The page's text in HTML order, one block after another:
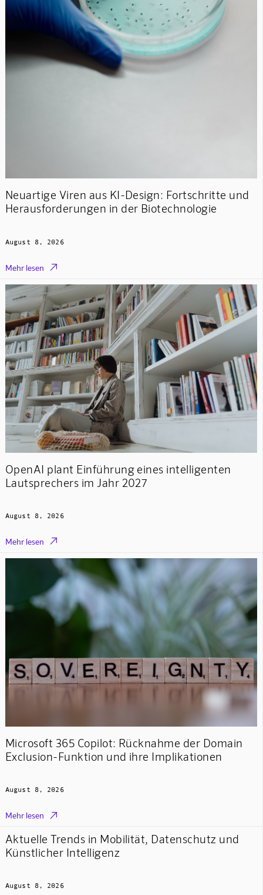
Neuartige Viren aus KI-Design: Fortschritte und
Herausforderungen in der Biotechnologie
August 8, 2026
Mehr lesen 
OpenAI plant Einführung eines intelligenten
Lautsprechers im Jahr 2027
August 8, 2026
Mehr lesen 
Microsoft 365 Copilot: Rücknahme der Domain
Exclusion-Funktion und ihre Implikationen
August 8, 2026
Mehr lesen 
Aktuelle Trends in Mobilität, Datenschutz und
Künstlicher Intelligenz
August 8, 2026